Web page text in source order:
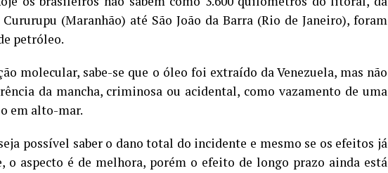
(Maranhão) até São João da Barra (Rio de Janeiro), foram
petróleo.
molecular, sabe-se que o óleo foi extraído da Venezuela, mas não
da mancha, criminosa ou acidental, como vazamento de uma
em alto-mar.
possível saber o dano total do incidente e mesmo se os efeitos já
o aspecto é de melhora, porém o efeito de longo prazo ainda está